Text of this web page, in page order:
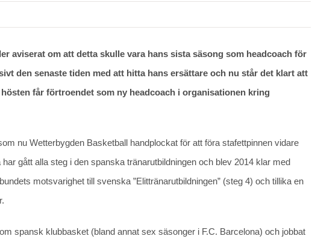
aviserat om att detta skulle vara hans sista säsong som headcoach för
den senaste tiden med att hitta hans ersättare och nu står det klart att
får förtroendet som ny headcoach i organisationen kring
nu Wetterbygden Basketball handplockat för att föra stafettpinnen vidare
gått alla steg i den spanska tränarutbildningen och blev 2014 klar med
motsvarighet till svenska ”Elittränarutbildningen” (steg 4) och tillika en
spansk klubbasket (bland annat sex säsonger i F.C. Barcelona) och jobbat